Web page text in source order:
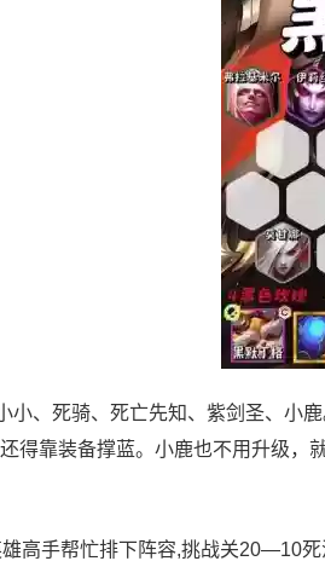
小、死骑、死亡先知、紫剑圣、小
得靠装备撑蓝。小鹿也不用升级，
高手帮忙排下阵容,挑战关20—10